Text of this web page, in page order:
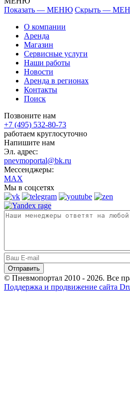
Показать — МЕНЮ Скрыть —
О компании
Аренда
Магазин
Сервисные услуги
Наши работы
Новости
Аренда в регионах
Контакты
Поиск
Позвоните нам
+7 (495) 532-80-73
работаем круглосуточно
Напишите нам
Эл. адрес:
pnevmoportal@bk.ru
Мессенджеры:
MAX
Мы в соцсетях
© Пневмопортал 2010 - 2026. Все
Поддержка и продвижение сайта